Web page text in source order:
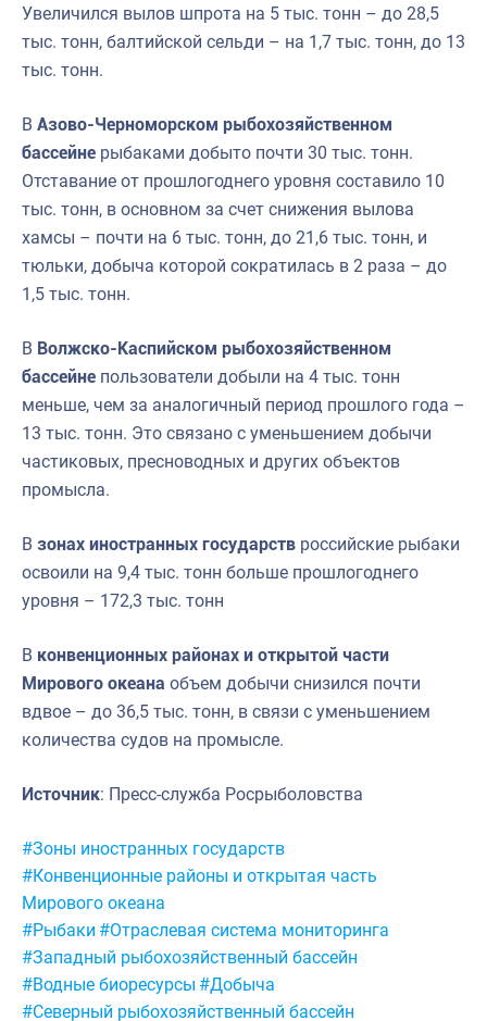
Увеличился вылов шпрота на 5 тыс. тонн – до 28,5
тыс. тонн, балтийской сельди – на 1,7 тыс. тонн, до 13
тыс. тонн.
В Азово-Черноморском рыбохозяйственном
бассейне рыбаками добыто почти 30 тыс. тонн.
Отставание от прошлогоднего уровня составило 10
тыс. тонн, в основном за счет снижения вылова
хамсы – почти на 6 тыс. тонн, до 21,6 тыс. тонн, и
тюльки, добыча которой сократилась в 2 раза – до
1,5 тыс. тонн.
В Волжско-Каспийском рыбохозяйственном
бассейне пользователи добыли на 4 тыс. тонн
меньше, чем за аналогичный период прошлого года –
13 тыс. тонн. Это связано с уменьшением добычи
частиковых, пресноводных и других объектов
промысла.
В зонах иностранных государств российские рыбаки
освоили на 9,4 тыс. тонн больше прошлогоднего
уровня – 172,3 тыс. тонн
В конвенционных районах и открытой части
Мирового океана объем добычи снизился почти
вдвое – до 36,5 тыс. тонн, в связи с уменьшением
количества судов на промысле.
Источник: Пресс-служба Росрыболовства
Метки:
#Зоны иностранных государств
#Конвенционные районы и открытая часть
Мирового океана
#Рыбаки #Отраслевая система мониторинга
#Западный рыбохозяйственный бассейн
#Водные биоресурсы #Добыча
#Северный рыбохозяйственный бассейн